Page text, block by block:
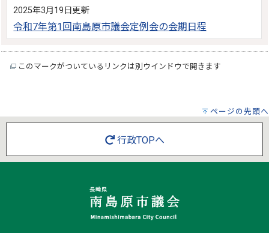
2025年3月19日更新
令和7年第1回南島原市議会定例会の会期日程
このマークがついているリンクは別ウインドウで開きます
ページの先頭へ
行政TOPへ